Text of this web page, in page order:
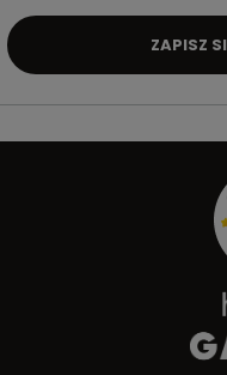
ZAPISZ